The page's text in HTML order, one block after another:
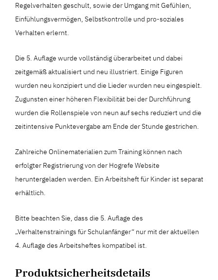
Regelverhalten geschult, sowie der Umgang mit Gefühlen,
Einfühlungsvermögen, Selbstkontrolle und pro-soziales
Verhalten erlernt.
Die 5. Auflage wurde vollständig überarbeitet und dabei
zeitgemäß aktualisiert und neu illustriert. Einige Figuren
wurden neu konzipiert und die Lieder wurden neu eingespielt.
Zugunsten einer höheren Flexibilität bei der Durchführung
wurden die Rollenspiele von neun auf sechs reduziert und die
zeitintensive Punktevergabe am Ende der Stunde gestrichen.
Zahlreiche Onlinematerialien zum Training können nach
erfolgter Registrierung von der Hogrefe Website
heruntergeladen werden. Ein Arbeitsheft für Kinder ist separat
erhältlich.
Bitte beachten Sie, dass die 5. Auflage des
„Verhaltenstrainings für Schulanfänger“ nur mit der aktuellen
4. Auflage des Arbeitsheftes kompatibel ist.
Produktsicherheitsdetails